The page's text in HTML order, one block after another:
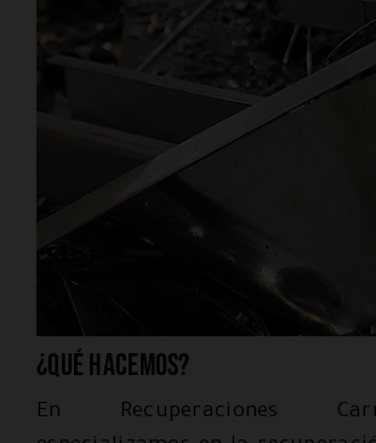
¿Qué hacemos?
En Recuperaciones